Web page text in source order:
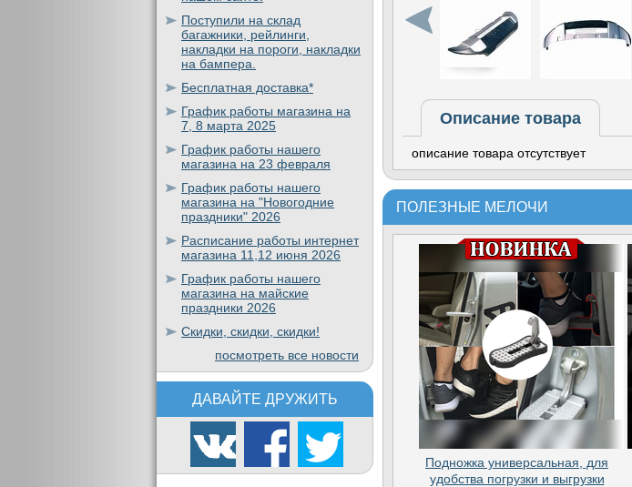
Поступили на склад
багажники, рейлинги,
накладки на пороги, накладки
на бампера.
Бесплатная доставка*
График работы магазина на
7, 8 марта 2025
График работы нашего
магазина на 23 февраля
График работы нашего
магазина на "Новогодние
праздники" 2026
Расписание работы интернет
магазина 11,12 июня 2026
График работы нашего
магазина на майские
праздники 2026
Скидки, скидки, скидки!
посмотреть все новости
ДАВАЙТЕ ДРУЖИТЬ
Описание товара
описание товара отсутствует
ПОЛЕЗНЫЕ МЕЛОЧИ
Подножка универсальная, для
удобства погрузки и выгрузки